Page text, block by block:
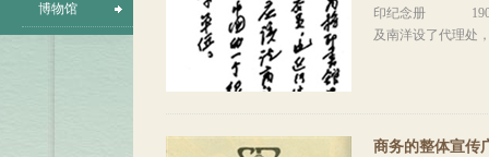
博物馆
印纪念册 1907年
及南洋设了代理处
商务的整体宣传